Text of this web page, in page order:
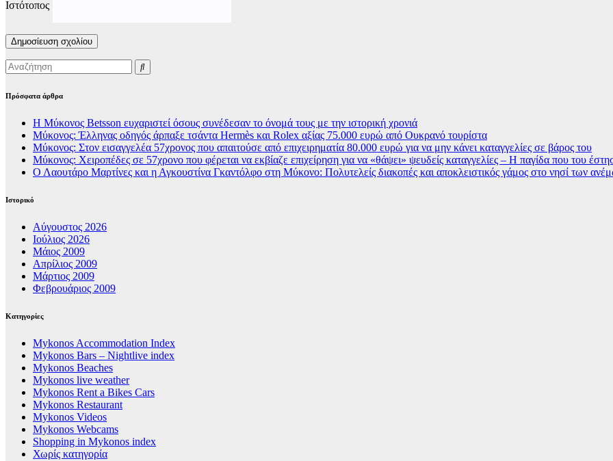
Ιστότοπος
Πρόσφατα άρθρα
Η Μύκονος Betsson ευχαριστεί όσους συνέδεσαν το όνομά τους με την ιστορική χρονιά
Μύκονος: Έλληνας οδηγός άρπαξε τσάντα Hermès και Rolex αξίας 75.000 ευρώ από Ουκρανό τουρίστα
Μύκονος: Στον εισαγγελέα 57χρονος που απαιτούσε από επιχειρηματία 80.000 ευρώ για να μην κάνει καταγγελίες σε βάρος του
Μύκονος: Χειροπέδες σε 57χρονο που φέρεται να εκβίαζε επιχείρηση για να «θάψει» ψευδείς καταγγελίες – Η παγίδα που του
Ο Λαουτάρο Μαρτίνες και η Αγκουστίνα Γκαντόλφο στη Μύκονο: Πολυτελείς διακοπές και αποκλειστικός γάμος στο νησί των
Ιστορικό
Αύγουστος 2026
Ιούλιος 2026
Μάιος 2009
Απρίλιος 2009
Μάρτιος 2009
Φεβρουάριος 2009
Kατηγορίες
Mykonos Accommodation Index
Mykonos Bars – Nightlive index
Mykonos Beaches
Mykonos live weather
Mykonos Rent a Bikes Cars
Mykonos Restaurant
Mykonos Videos
Mykonos Webcams
Shopping in Mykonos index
Χωρίς κατηγορία